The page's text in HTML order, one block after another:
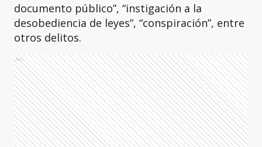
documento público”, “instigación a la
desobediencia de leyes”, “conspiración”, entre
otros delitos.
Ads